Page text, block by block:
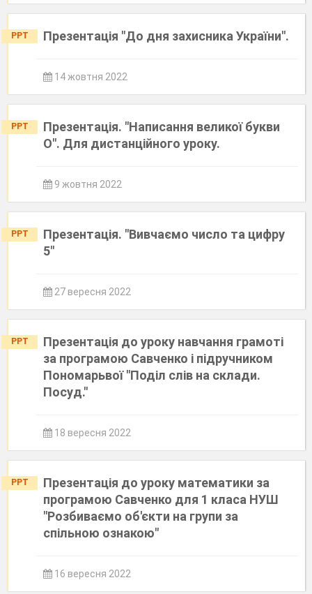
PPT Презентація "До дня захисника України".
14 жовтня 2022
PPT
Презентація. "Написання великої букви
О". Для дистанційного уроку.
9 жовтня 2022
PPT
Презентація. "Вивчаємо число та цифру
5"
27 вересня 2022
PPT
Презентація до уроку навчання грамоті
за програмою Савченко і підручником
Пономарьвої "Поділ слів на склади.
Посуд."
18 вересня 2022
PPT
Презентація до уроку математики за
програмою Савченко для 1 класа НУШ
"Розбиваємо об'єкти на групи за
спільною ознакою"
16 вересня 2022